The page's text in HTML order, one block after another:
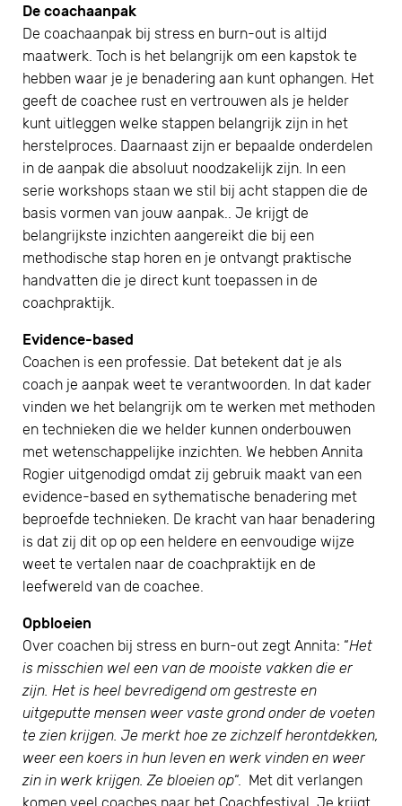
De coachaanpak
De coachaanpak bij stress en burn-out is altijd
maatwerk. Toch is het belangrijk om een kapstok te
hebben waar je je benadering aan kunt ophangen. Het
geeft de coachee rust en vertrouwen als je helder
kunt uitleggen welke stappen belangrijk zijn in het
herstelproces. Daarnaast zijn er bepaalde onderdelen
in de aanpak die absoluut noodzakelijk zijn. In een
serie workshops staan we stil bij acht stappen die de
basis vormen van jouw aanpak.. Je krijgt de
belangrijkste inzichten aangereikt die bij een
methodische stap horen en je ontvangt praktische
handvatten die je direct kunt toepassen in de
coachpraktijk.
Evidence-based
Coachen is een professie. Dat betekent dat je als
coach je aanpak weet te verantwoorden. In dat kader
vinden we het belangrijk om te werken met methoden
en technieken die we helder kunnen onderbouwen
met wetenschappelijke inzichten. We hebben Annita
Rogier uitgenodigd omdat zij gebruik maakt van een
evidence-based en sythematische benadering met
beproefde technieken. De kracht van haar benadering
is dat zij dit op op een heldere en eenvoudige wijze
weet te vertalen naar de coachpraktijk en de
leefwereld van de coachee.
Opbloeien
Over coachen bij stress en burn-out zegt Annita: “Het
is misschien wel een van de mooiste vakken die er
zijn. Het is heel bevredigend om gestreste en
uitgeputte mensen weer vaste grond onder de voeten
te zien krijgen. Je merkt hoe ze zichzelf herontdekken,
weer een koers in hun leven en werk vinden en weer
zin in werk krijgen. Ze bloeien op“. Met dit verlangen
komen veel coaches naar het Coachfestival. Je krijgt